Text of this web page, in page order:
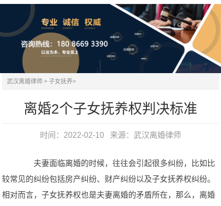
武汉离婚律师 >子女抚养>
离婚2个子女抚养权判决标准
时间：2022-02-10 来源： 武汉离婚律师
夫妻面临离婚的时候，往往会引起很多纠纷，比如比
较常见的纠纷包括房产纠纷、财产纠纷以及子女抚养权纠纷。
相对而言，子女抚养权也是夫妻离婚的矛盾所在，那么，离婚